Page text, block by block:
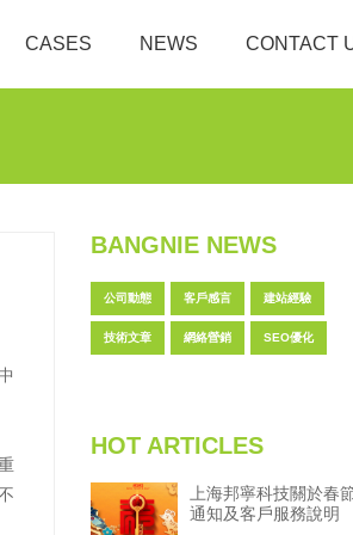
CASES NEWS CONTACT
BANGNIE NEWS
公司動態 客戶感言 建站經驗
技術文章 網絡營銷 SEO優化
HOT ARTICLES
上海邦寧科技關於春
通知及客戶服務說明